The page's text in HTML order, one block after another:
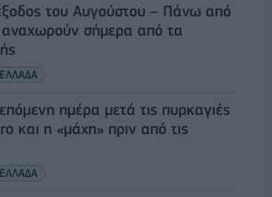
του Αυγούστου – Πάνω από
αναχωρούν σήμερα από τα
ΕΛΛΑΔΑ
ημέρα μετά τις πυρκαγιές
και η «μάχη» πριν από τις
ΕΛΛΑΔΑ